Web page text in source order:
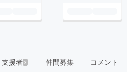
支援者3 仲間募集 コメント